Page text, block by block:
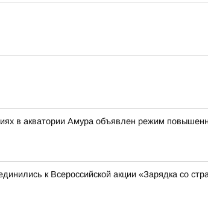
в акватории Амура объявлен режим
к Всероссийской акции «Зарядка со